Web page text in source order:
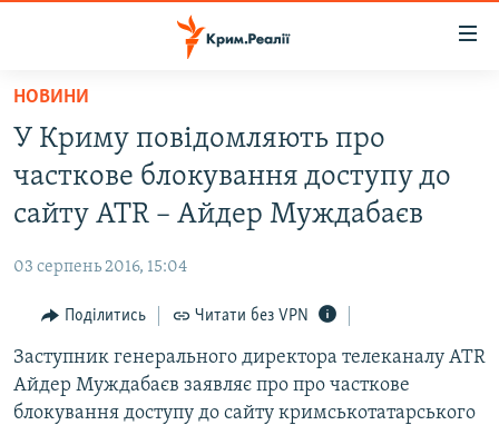
Перейти
основного
матеріалу
Перейти
до
основної
навігації
Перейти
пошуку
ВОДА.КРИМ
ВІДЕО ТА ФОТО
БЛОГИ
ПОГЛЯД
ІНТЕРВ'Ю
ВСЕ ЗА ДЕНЬ
НОВИНИ
У Криму повідомляють про
часткове блокування доступу до
сайту ATR – Айдер Муждабаєв
03 серпень 2016, 15:04
Поділитись Читати без VPN
Заступник генерального директора телеканалу АТR
Айдер Муждабаєв заявляє про про часткове
блокування доступу до сайту кримськотатарського